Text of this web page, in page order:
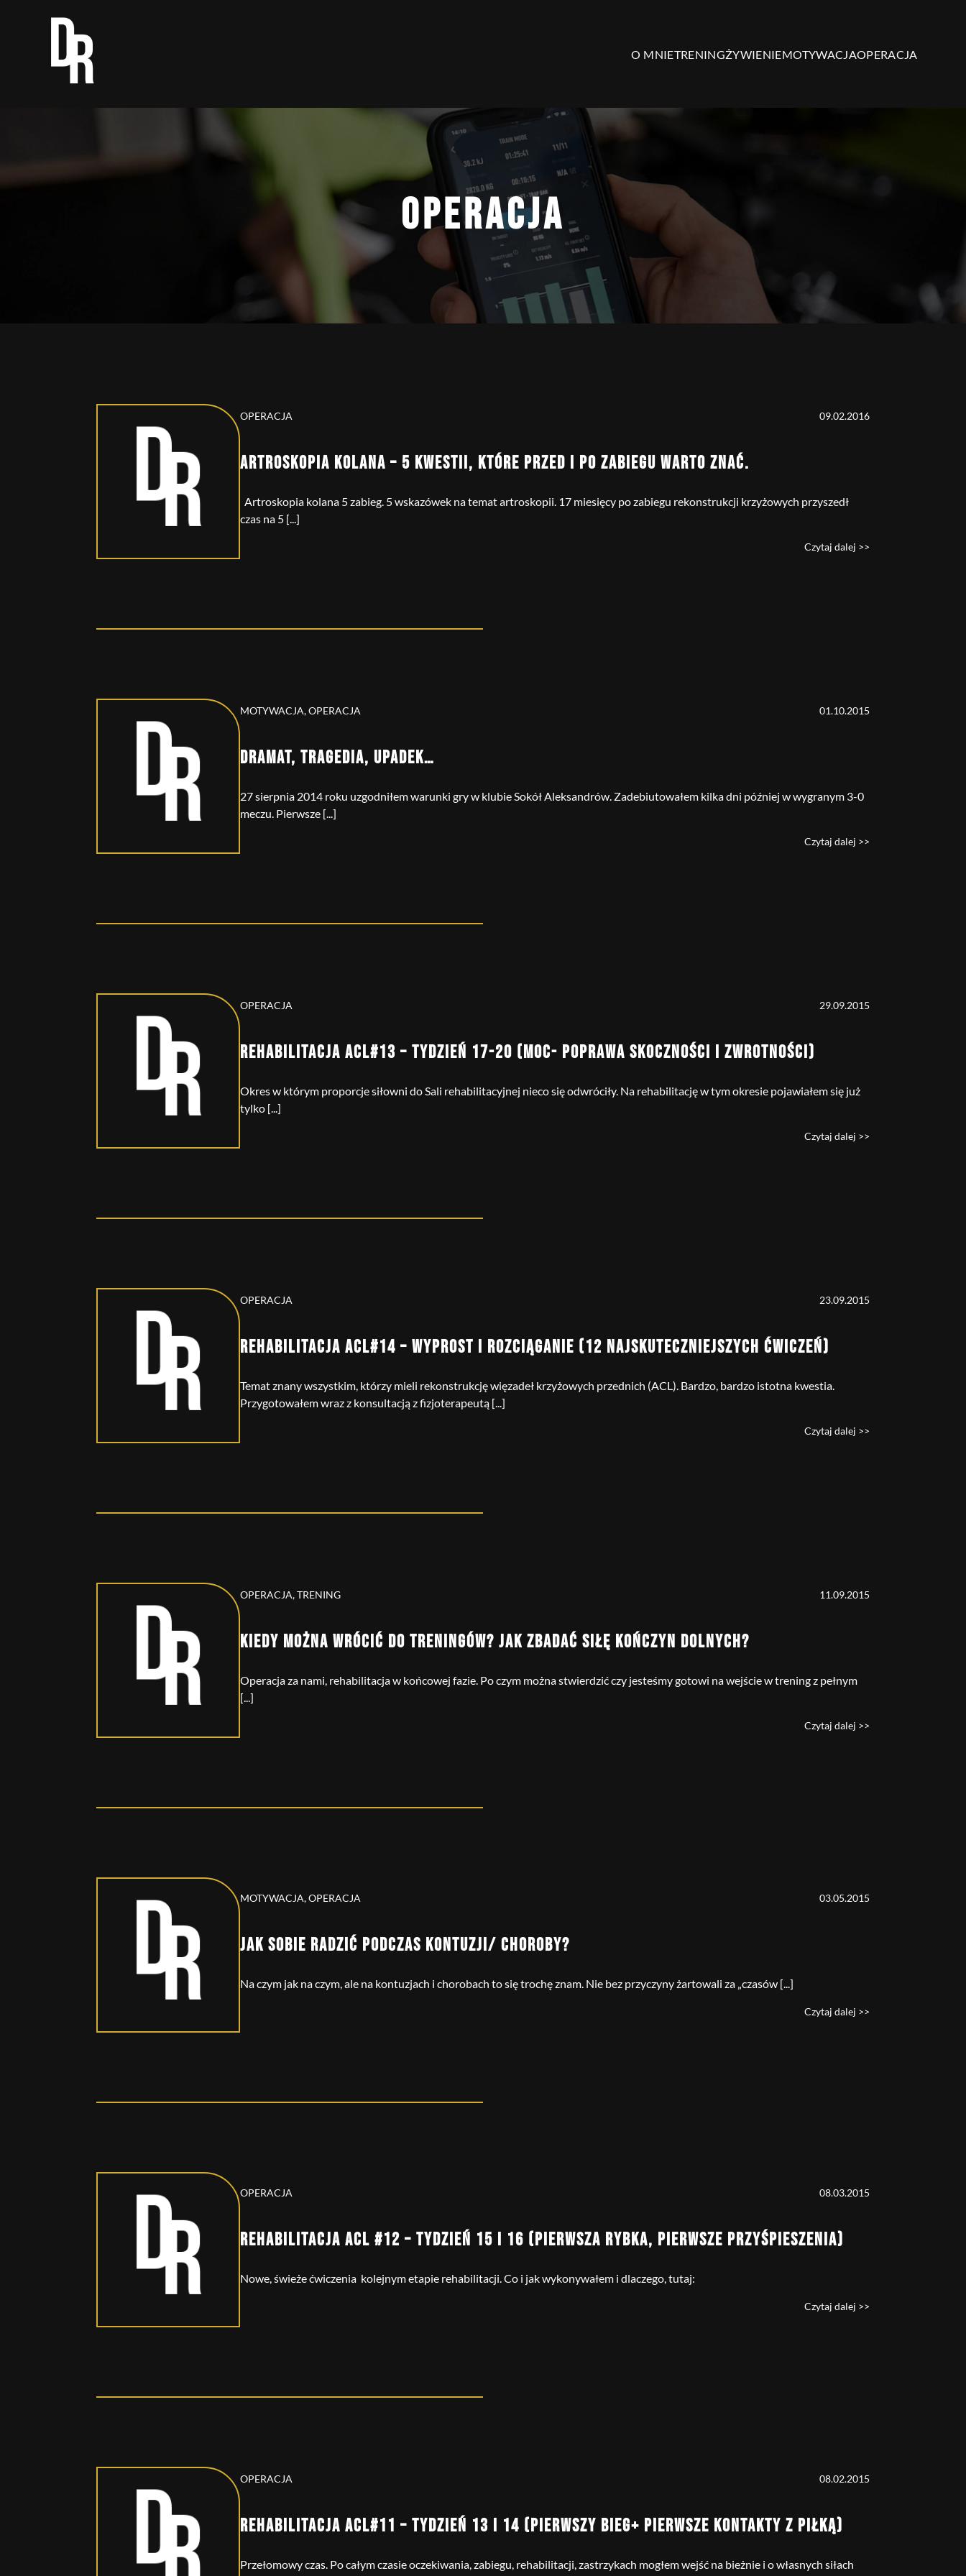
O MNIETRENINGŻYWIENIEMOTYWACJAOPERACJA
OPERACJA
OPERACJA 09.02.2016
ARTROSKOPIA KOLANA – 5 KWESTII, KTÓRE PRZED I PO ZABIEGU WARTO ZNAĆ.
Artroskopia kolana 5 zabieg. 5 wskazówek na temat artroskopii. 17 miesięcy po zabiegu rekonstrukcji krzyżowych przyszedł
czas na 5 [...]
Czytaj dalej >>
MOTYWACJA, OPERACJA 01.10.2015
DRAMAT, TRAGEDIA, UPADEK…
27 sierpnia 2014 roku uzgodniłem warunki gry w klubie Sokół Aleksandrów. Zadebiutowałem kilka dni później w wygranym 3-0
meczu. Pierwsze [...]
Czytaj dalej >>
OPERACJA 29.09.2015
REHABILITACJA ACL#13 – TYDZIEŃ 17-20 (MOC- POPRAWA SKOCZNOŚCI I ZWROTNOŚCI)
Okres w którym proporcje siłowni do Sali rehabilitacyjnej nieco się odwróciły. Na rehabilitację w tym okresie pojawiałem się już
tylko [...]
Czytaj dalej >>
OPERACJA 23.09.2015
REHABILITACJA ACL#14 – WYPROST I ROZCIĄGANIE (12 NAJSKUTECZNIEJSZYCH ĆWICZEŃ)
Temat znany wszystkim, którzy mieli rekonstrukcję więzadeł krzyżowych przednich (ACL). Bardzo, bardzo istotna kwestia.
Przygotowałem wraz z konsultacją z fizjoterapeutą [...]
Czytaj dalej >>
OPERACJA, TRENING 11.09.2015
KIEDY MOŻNA WRÓCIĆ DO TRENINGÓW? JAK ZBADAĆ SIŁĘ KOŃCZYN DOLNYCH?
Operacja za nami, rehabilitacja w końcowej fazie. Po czym można stwierdzić czy jesteśmy gotowi na wejście w trening z pełnym
[...]
Czytaj dalej >>
MOTYWACJA, OPERACJA 03.05.2015
JAK SOBIE RADZIĆ PODCZAS KONTUZJI/ CHOROBY?
Na czym jak na czym, ale na kontuzjach i chorobach to się trochę znam. Nie bez przyczyny żartowali za „czasów [...]
Czytaj dalej >>
OPERACJA 08.03.2015
REHABILITACJA ACL #12 – TYDZIEŃ 15 I 16 (PIERWSZA RYBKA, PIERWSZE PRZYŚPIESZENIA)
Nowe, świeże ćwiczenia kolejnym etapie rehabilitacji. Co i jak wykonywałem i dlaczego, tutaj:
Czytaj dalej >>
OPERACJA 08.02.2015
REHABILITACJA ACL#11 – TYDZIEŃ 13 I 14 (PIERWSZY BIEG+ PIERWSZE KONTAKTY Z PIŁKĄ)
Przełomowy czas. Po całym czasie oczekiwania, zabiegu, rehabilitacji, zastrzykach mogłem wejść na bieżnie i o własnych siłach